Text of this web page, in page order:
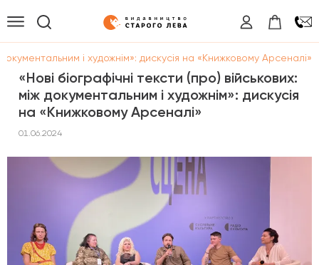
і художнім»: дискусія на «Книжковому Арсеналі»
«Нові біографічні тексти (про) військових:
між документальним і художнім»: дискусія
на «Книжковому Арсеналі»
01.06.2024